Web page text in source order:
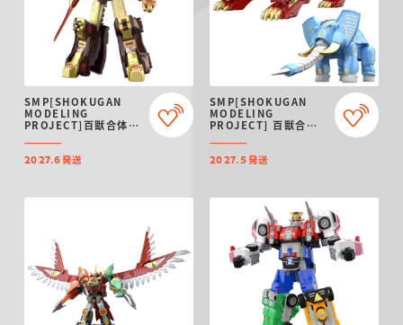
SMP[SHOKUGAN
MODELING
PROJECT]百獣合体
2027年6月発送】
2027.6発送
SMP[SHOKUGAN
MODELING
PROJECT] 百獣合体
レファント【再販：
2027年5月発送】
2027.5 発送